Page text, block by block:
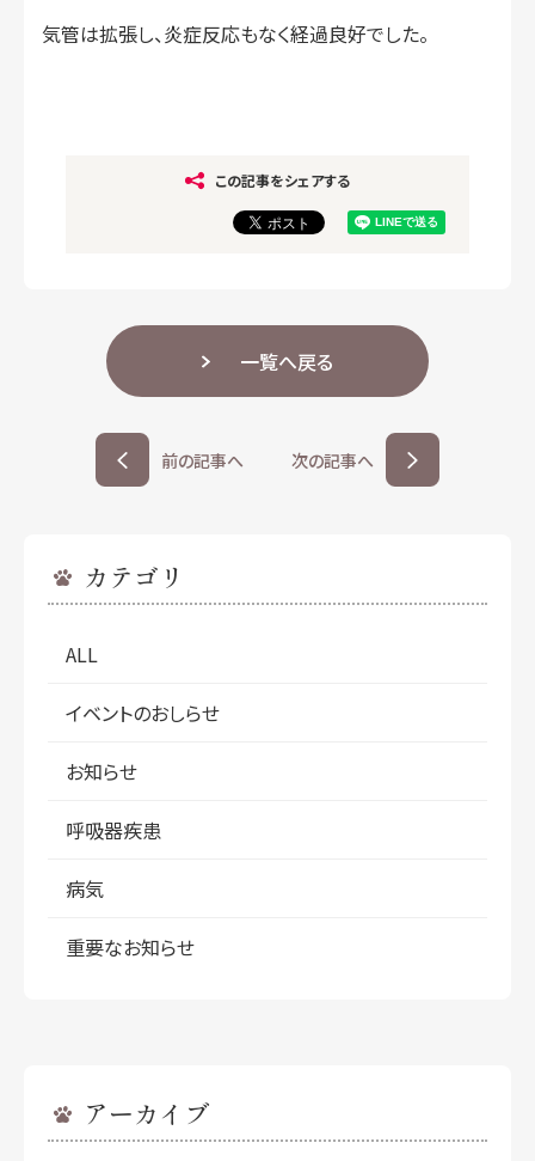
気管は拡張し、炎症反応もなく経過良好でした。
この記事をシェアする
一覧へ戻る
前の記事へ 次の記事へ
カテゴリ
ALL
イベントのおしらせ
お知らせ
呼吸器疾患
病気
重要なお知らせ
アーカイブ